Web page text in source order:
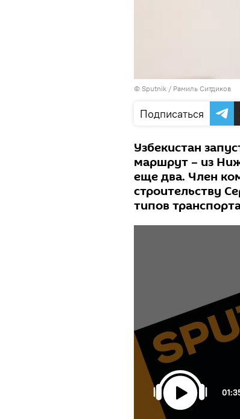
© Sputnik / Рамиль Ситдиков
Подписаться
Узбекистан
маршрут – из
еще два. Член
строительству
типов